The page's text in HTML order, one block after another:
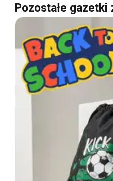
Pozostałe